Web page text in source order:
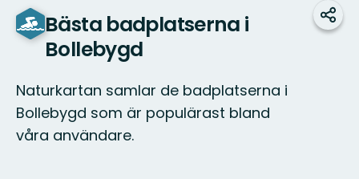
Bästa badplatserna i
Bollebygd
Naturkartan samlar de badplatserna i
Bollebygd som är populärast bland
våra användare.
Jaa